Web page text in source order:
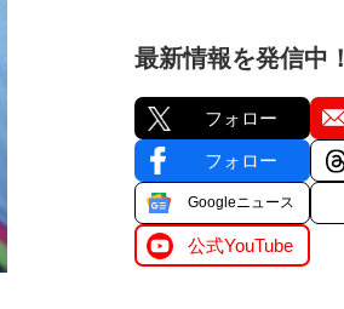
最新情報を発信中！
フォロー
フォロー
Googleニュース
公式YouTube